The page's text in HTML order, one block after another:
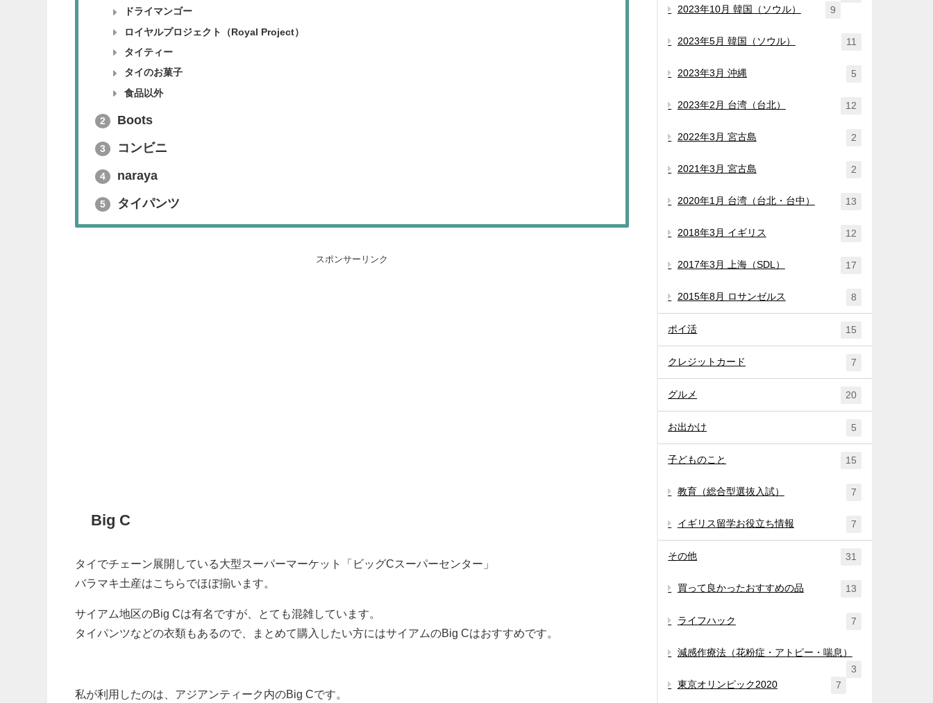
ドライマンゴー
ロイヤルプロジェクト（Royal Project）
タイティー
タイのお菓子
食品以外
2 Boots
3 コンビニ
4 naraya
5 タイパンツ
スポンサーリンク
Big C
タイでチェーン展開している大型スーパーマーケット「ビッグCスーパーセンター」
バラマキ土産はこちらでほぼ揃います。
サイアム地区のBig Cは有名ですが、とても混雑しています。
タイパンツなどの衣類もあるので、まとめて購入したい方にはサイアムのBig Cはおすすめです。
私が利用したのは、アジアンティーク内のBig Cです。
2023年10月 韓国（ソウル）
9
2023年5月 韓国（ソウル） 11
2023年3月 沖縄 5
2023年2月 台湾（台北） 12
2022年3月 宮古島 2
2021年3月 宮古島 2
2020年1月 台湾（台北・台中） 13
2018年3月 イギリス 12
2017年3月 上海（SDL） 17
2015年8月 ロサンゼルス 8
ポイ活 15
クレジットカード 7
グルメ 20
お出かけ 5
子どものこと 15
教育（総合型選抜入試） 7
イギリス留学お役立ち情報 7
その他 31
買って良かったおすすめの品 13
ライフハック 7
減感作療法（花粉症・アトピー・喘息）
3
東京オリンピック2020
7